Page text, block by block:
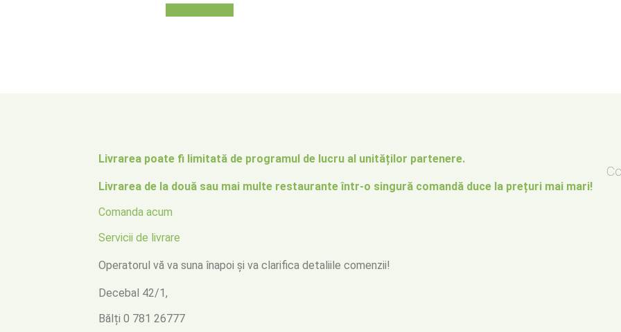
Livrarea poate fi limitată de programul de lucru al unităților partenere.
Livrarea de la două sau mai multe restaurante într-o singură comandă duce la prețuri mai mari!
Comanda acum
Servicii de livrare
Operatorul vă va suna înapoi și va clarifica detaliile comenzii!
Decebal 42/1,
Bălți 0 781 26777